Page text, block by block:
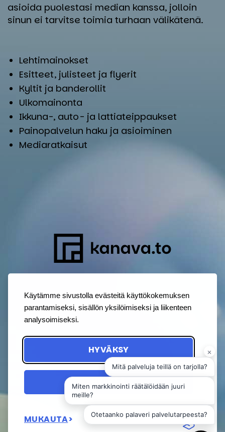
Käytämme sivustolla evästeitä käyttökokemuksen
parantamiseksi, sisällön yksilöimiseksi ja liikenteen
analysoimiseksi.
HYVÄKSY
HYLKÄÄ
MUKAUTA
asioida puolestasi median kanssa, jolloin
sinun ei tarvitse toimia turhaan välikätenä.
Lehtimainokset
Esitteet, julisteet ja flyerit
Kyltit ja banderollit
Ulkomainonta
Ikkuna-, auto- ja lattiateippaukset
Painopalvelun haku ja asioiminen
Mediaratkaisut